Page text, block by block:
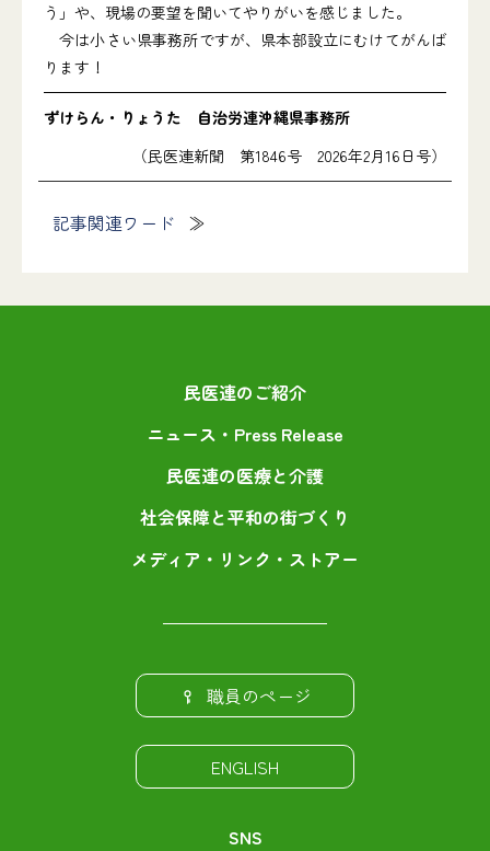
う」や、現場の要望を聞いてやりがいを感じました。
今は小さい県事務所ですが、県本部設立にむけてがんば
ります！
ずけらん・りょうた 自治労連沖縄県事務所
（民医連新聞 第1846号 2026年2月16日号）
記事関連ワード
民医連のご紹介
ニュース・Press Release
民医連の医療と介護
社会保障と平和の街づくり
メディア・リンク・ストアー
職員のページ
ENGLISH
SNS